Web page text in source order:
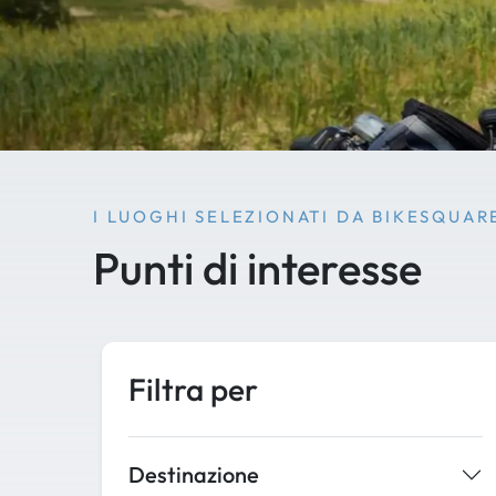
I LUOGHI SELEZIONATI DA
Punti di interesse
Filtra per
Destinazione